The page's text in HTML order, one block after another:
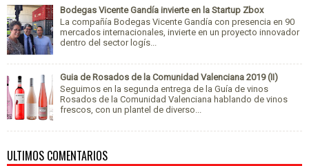
Bodegas Vicente Gandía invierte en la Startup Zbox
La compañía Bodegas Vicente Gandía con presencia en 90
mercados internacionales, invierte en un proyecto innovador
dentro del sector logís...
Guia de Rosados de la Comunidad Valenciana 2019 (II)
Seguimos en la segunda entrega de la Guía de vinos
Rosados de la Comunidad Valenciana hablando de vinos
frescos, con un plantel de diverso...
ULTIMOS COMENTARIOS